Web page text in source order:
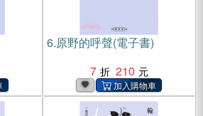
6.原野的呼聲(電子書)
7
210